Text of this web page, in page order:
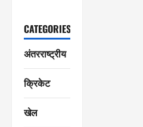
CATEGORIES
अंतरराष्ट्रीय
क्रिकेट
खेल